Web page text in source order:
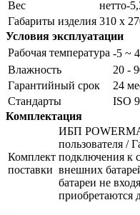
Вес
нетто-
Габариты изделия 310 х
Условия эксплуатации
Рабочая температура -5 ~
Влажность
20 -
Гарантийный срок
24
Стандарты
ISO
Комплектация
Комплект
поставки
ИБП
пользователя /
подключения к
внешних
батареи не
приобретаются